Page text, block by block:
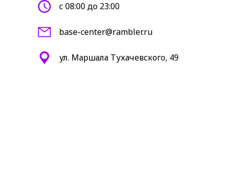
с 08:00 до 23:00
base-center@rambler.ru
ул. Маршала Тухачевского, 49